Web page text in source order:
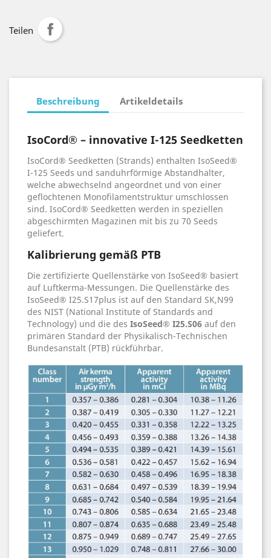
Teilen
Beschreibung Artikeldetails
IsoCord® – innovative I-125 Seedketten
IsoCord® Seedketten (Strands) enthalten IsoSeed®
I-125 Seeds und sanduhrförmige Abstandhalter,
welche abwechselnd angeordnet und von einer
geflochtenen Monofilamentstruktur umschlossen
sind. IsoCord® Seedketten werden in speziellen
abgeschirmten Magazinen mit bis zu 70 Seeds
geliefert.
Kalibrierung gemäß PTB
Die zertifizierte Quellenstärke von IsoSeed® basiert
auf Luftkerma-Messungen. Die Quellenstärke des
IsoSeed® I25.S17plus ist auf den Standard SK,N99
des NIST (National Institute of Standards and
Technology) und die des IsoSeed® I25.S06 auf den
primären Standard der Physikalisch-Technischen
Bundesanstalt (PTB) rückführbar.